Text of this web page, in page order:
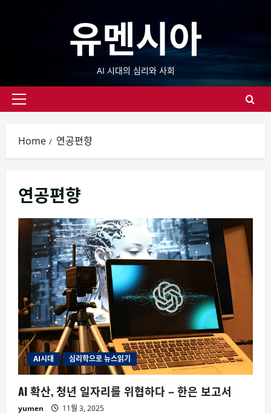
유멘시아
AI 시대의 심리와 사회
Primary
Home 연공편향
연공편향
AI시대 심리학으로 뉴스읽기
AI 확산, 청년 일자리를 위협하다 – 한은 보고서
yumen 11월 3, 2025